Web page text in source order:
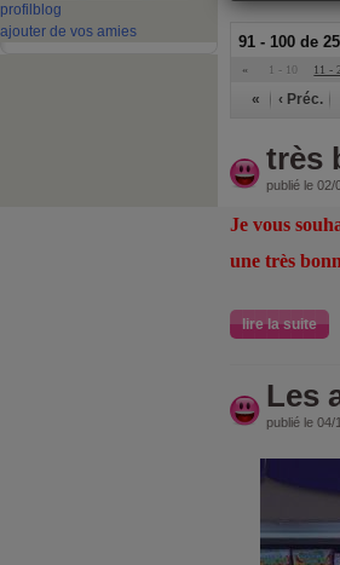
profil blog
ajouter de vos amies
91 - 100 de
« 1 - 10 11 -
« ‹ Préc.
très
publié le
Je vous
une très
lire la suite
Les
publié le